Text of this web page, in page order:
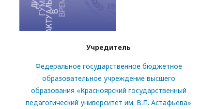
Учредитель
Федеральное государственное бюджетное
образовательное учреждение высшего
образования «Красноярский государственный
педагогический университет им. В.П. Астафьева»